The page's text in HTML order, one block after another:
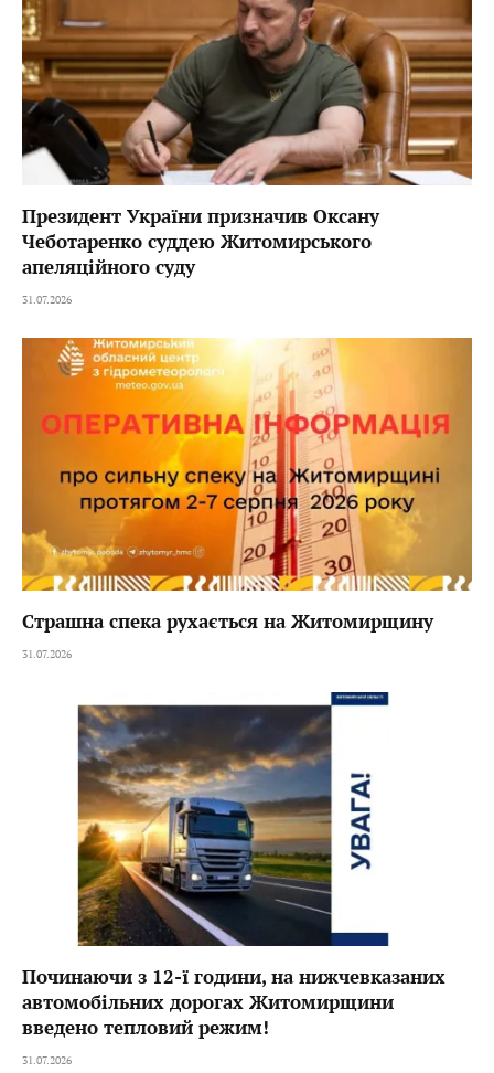
Президент України призначив Оксану
Чеботаренко суддею Житомирського
апеляційного суду
31.07.2026
Страшна спека рухається на Житомирщину
31.07.2026
Починаючи з 12-ї години, на нижчевказаних
автомобільних дорогах Житомирщини
введено тепловий режим!
31.07.2026